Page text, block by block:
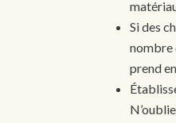
Si des
nombre
prend